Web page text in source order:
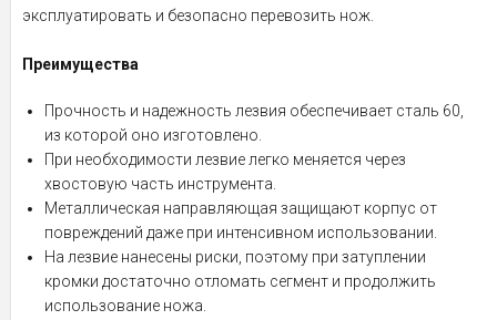
эксплуатировать и безопасно перевозить нож.
Преимущества
Прочность и надежность лезвия обеспечивает сталь 60,
из которой оно изготовлено.
При необходимости лезвие легко меняется через
хвостовую часть инструмента.
Металлическая направляющая защищают корпус от
повреждений даже при интенсивном использовании.
На лезвие нанесены риски, поэтому при затуплении
кромки достаточно отломать сегмент и продолжить
использование ножа.